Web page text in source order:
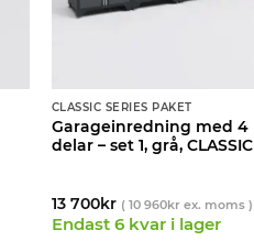
CLASSIC SERIES PAKET
Garageinredning med 4
delar – set 1, grå, CLASSIC
13 700kr ( 10 960krex. moms )
Endast 6 kvar i lager